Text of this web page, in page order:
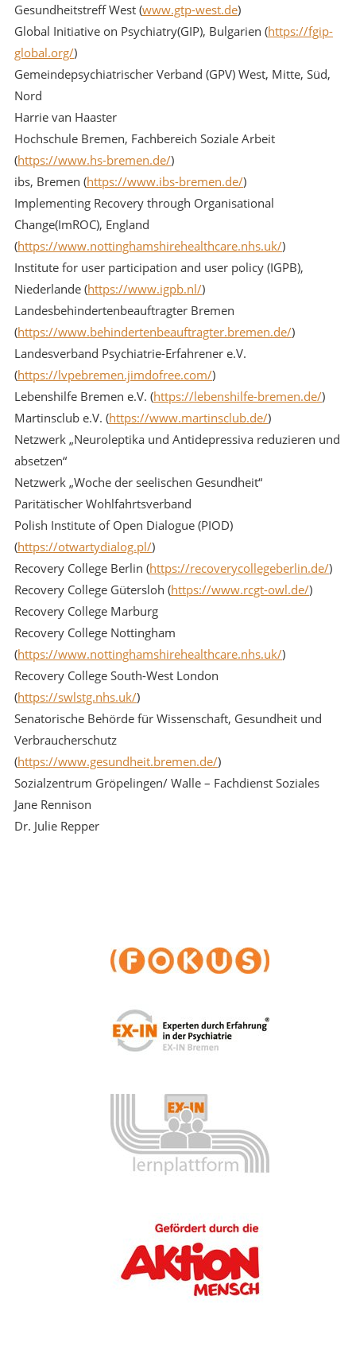
Gesundheitstreff West (www.gtp-west.de)
Global Initiative on Psychiatry(GIP), Bulgarien (https://fgip-
global.org/)
Gemeindepsychiatrischer Verband (GPV) West, Mitte, Süd,
Nord
Harrie van Haaster
Hochschule Bremen, Fachbereich Soziale Arbeit
(https://www.hs-bremen.de/)
ibs, Bremen (https://www.ibs-bremen.de/)
Implementing Recovery through Organisational
Change(ImROC), England
(https://www.nottinghamshirehealthcare.nhs.uk/)
Institute for user participation and user policy (IGPB),
Niederlande (https://www.igpb.nl/)
Landesbehindertenbeauftragter Bremen
(https://www.behindertenbeauftragter.bremen.de/)
Landesverband Psychiatrie-Erfahrener e.V.
(https://lvpebremen.jimdofree.com/)
Lebenshilfe Bremen e.V. (https://lebenshilfe-bremen.de/)
Martinsclub e.V. (https://www.martinsclub.de/)
Netzwerk „Neuroleptika und Antidepressiva reduzieren und
absetzen“
Netzwerk „Woche der seelischen Gesundheit“
Paritätischer Wohlfahrtsverband
Polish Institute of Open Dialogue (PIOD)
(https://otwartydialog.pl/)
Recovery College Berlin (https://recoverycollegeberlin.de/)
Recovery College Gütersloh (https://www.rcgt-owl.de/)
Recovery College Marburg
Recovery College Nottingham
(https://www.nottinghamshirehealthcare.nhs.uk/)
Recovery College South-West London
(https://swlstg.nhs.uk/)
Senatorische Behörde für Wissenschaft, Gesundheit und
Verbraucherschutz
(https://www.gesundheit.bremen.de/)
Sozialzentrum Gröpelingen/ Walle – Fachdienst Soziales
Jane Rennison
Dr. Julie Repper